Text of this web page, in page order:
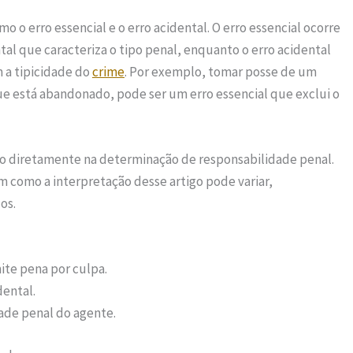
o erro essencial e o erro acidental. O erro essencial ocorre
que caracteriza o tipo penal, enquanto o erro acidental
a tipicidade docrime. Por exemplo, tomar posse de um
abandonado, pode ser um erro essencial que exclui o
diretamente na determinação de responsabilidade penal.
a interpretação desse artigo pode variar,
pena por culpa.
penal do agente.